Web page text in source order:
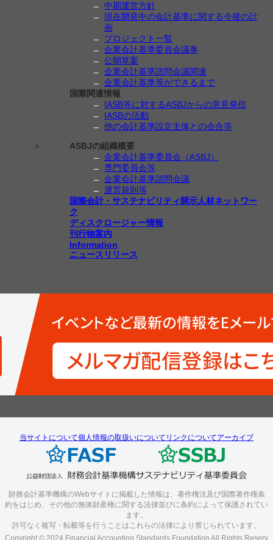
中期運営方針
現在開発中の会計基準に関する今後の計
画
プロジェクト一覧
企業会計基準委員会議事
公開草案
企業会計基準諮問会議関連
企業会計基準等ができるまで
国際関連情報
IASB等に対するASBJからの意見発信
IASBの活動
他の会計基準設定主体との会合等
ASBJの組織概要
企業会計基準委員会（ASBJ）
専門委員会等
企業会計基準諮問会議
運営規則等
国際会計・サステナビリティ開示人材ネットワー
ク
ディスクロージャー情報
刊行物案内
Information
ニュースリリース
当サイトについて個人情報の取扱いについて リンクについてアーカイブ
財務会計基準機構のWebサイトに掲載した情報は、著作権法及び国際著作権条
約をはじめ、その他の無体財産権に関する法律並びに条約によって保護されてい
ます。
許可なく複写・転載等を行うことはこれらの法律により禁じられています。
Copyright © 2024 Financial Accounting Standards Foundation All Rights Reserv